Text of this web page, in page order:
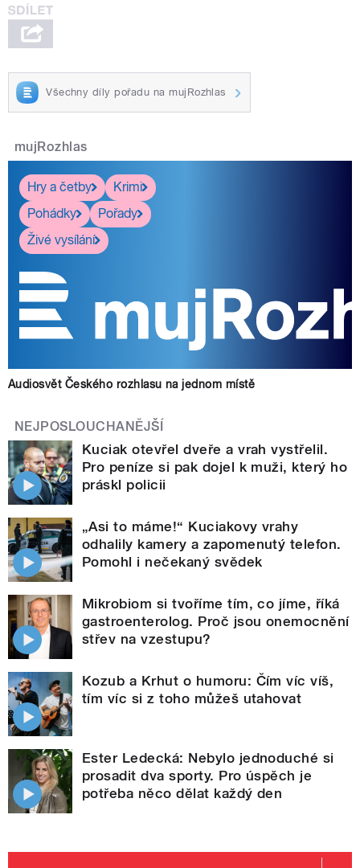
Všechny díly pořadu na mujRozhlas
mujRozhlas
Hry a četby
Krimi
Pohádky
Pořady
Živé vysílání
Audiosvět Českého rozhlasu na jednom místě
NEJPOSLOUCHANĚJŠÍ
Kuciak otevřel dveře a vrah vystřelil.
Pro peníze si pak dojel k muži, který ho
práskl policii
„Asi to máme!“ Kuciakovy vrahy
odhalily kamery a zapomenutý telefon.
Pomohl i nečekaný svědek
Mikrobiom si tvoříme tím, co jíme, říká
gastroenterolog. Proč jsou onemocnění
střev na vzestupu?
Kozub a Krhut o humoru: Čím víc víš,
tím víc si z toho můžeš utahovat
Ester Ledecká: Nebylo jednoduché si
prosadit dva sporty. Pro úspěch je
potřeba něco dělat každý den